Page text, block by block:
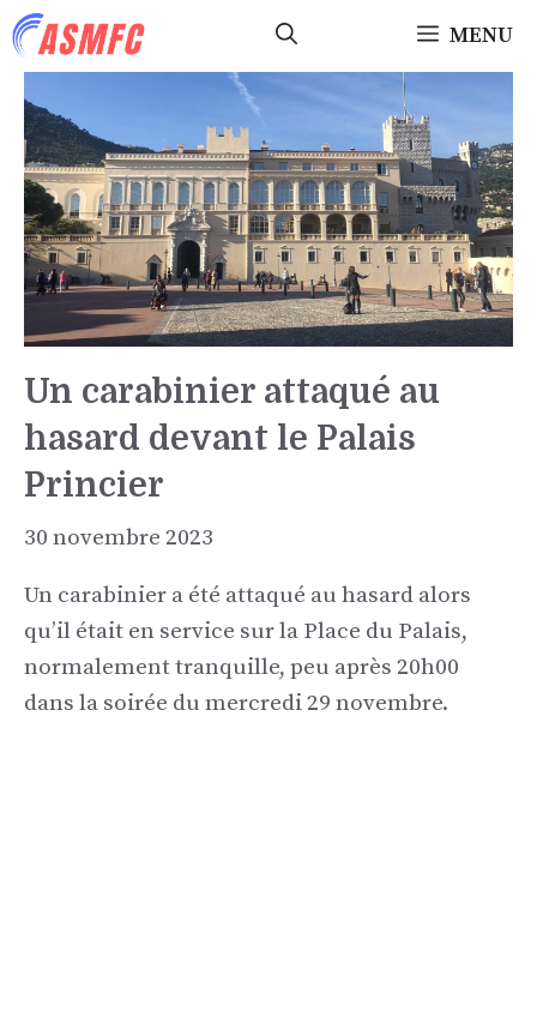
Aller
au
MENU
Un carabinier attaqué au
hasard devant le Palais
Princier
30 novembre 2023
Un carabinier a été attaqué au hasard alors
qu’il était en service sur la Place du Palais,
normalement tranquille, peu après 20h00
dans la soirée du mercredi 29 novembre.